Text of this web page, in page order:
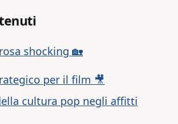
shocking 🏡
per il film 🎥
cultura pop negli affitti